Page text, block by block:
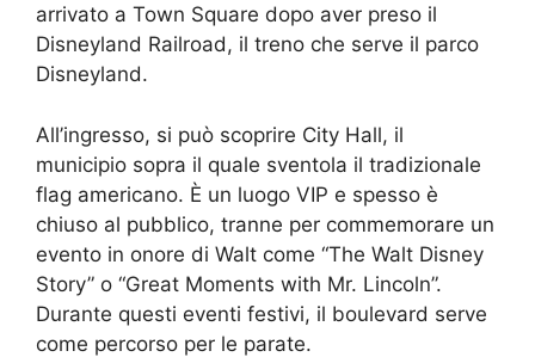
arrivato a Town Square dopo aver preso il
Disneyland Railroad, il treno che serve il parco
Disneyland.
All’ingresso, si può scoprire City Hall, il
municipio sopra il quale sventola il tradizionale
flag americano. È un luogo VIP e spesso è
chiuso al pubblico, tranne per commemorare un
evento in onore di Walt come “The Walt Disney
Story” o “Great Moments with Mr. Lincoln”.
Durante questi eventi festivi, il boulevard serve
come percorso per le parate.